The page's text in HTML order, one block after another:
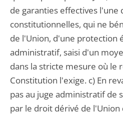
de garanties effectives l'une
constitutionnelles, qui ne
de l'Union, d'une protection
administratif, saisi d'un
dans la stricte mesure où le
Constitution l'exige. c) En
pas au juge administratif de
par le droit dérivé de